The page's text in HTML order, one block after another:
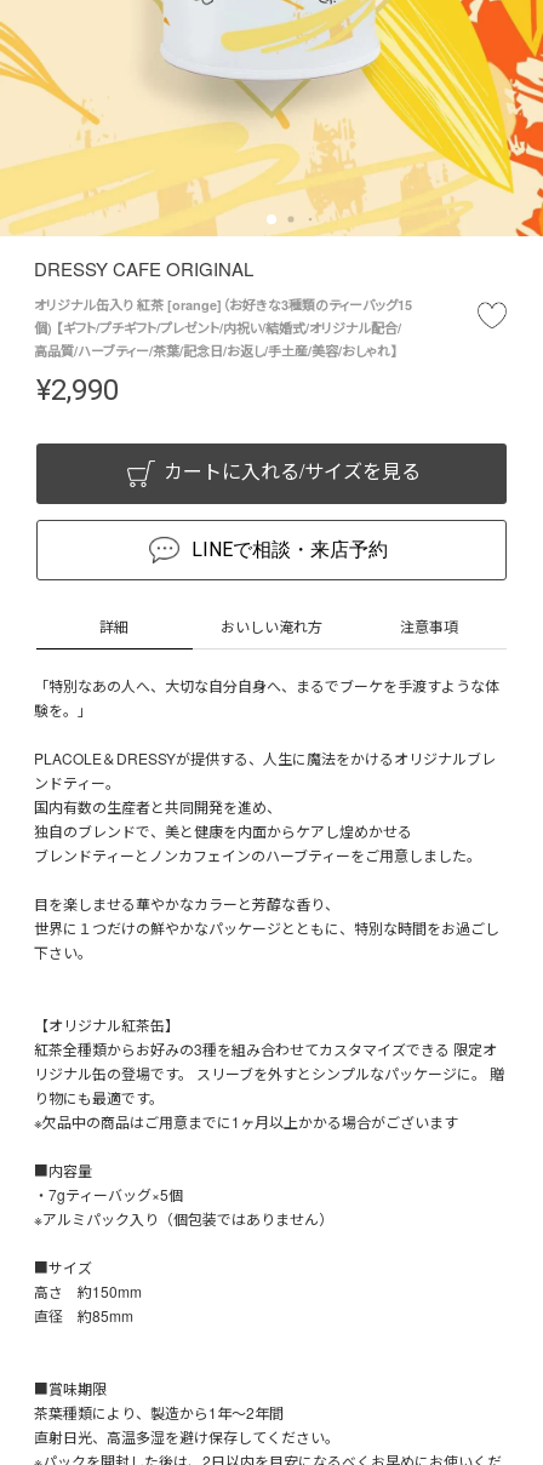
DRESSY CAFE ORIGINAL
オリジナル缶入り 紅茶 [orange]（お好きな3種類のティーバッグ15
個) 【ギフト/プチギフト/プレゼント/内祝い/結婚式/オリジナル配合/
高品質/ハーブティー/茶葉/記念日/お返し/手土産/美容/おしゃれ】
¥2,990
カートに入れる/サイズを見る
LINEで相談・来店予約
詳細 おいしい淹れ方 注意事項
「特別なあの人へ、大切な自分自身へ、まるでブーケを手渡すような体
験を。」
PLACOLE＆DRESSYが提供する、人生に魔法をかけるオリジナルブレ
ンドティー。
国内有数の生産者と共同開発を進め、
独自のブレンドで、美と健康を内面からケアし煌めかせる
ブレンドティーとノンカフェインのハーブティーをご用意しました。
目を楽しませる華やかなカラーと芳醇な香り、
世界に１つだけの鮮やかなパッケージとともに、特別な時間をお過ごし
下さい。
【オリジナル紅茶缶】
紅茶全種類からお好みの3種を組み合わせてカスタマイズできる 限定オ
リジナル缶の登場です。 スリーブを外すとシンプルなパッケージに。 贈
り物にも最適です。
※欠品中の商品はご用意までに1ヶ月以上かかる場合がございます
■内容量
・7gティーバッグ×5個
※アルミパック入り（個包装ではありません）
■サイズ
高さ 約150mm
直径 約85mm
■賞味期限
茶葉種類により、製造から1年〜2年間
直射日光、高温多湿を避け保存してください。